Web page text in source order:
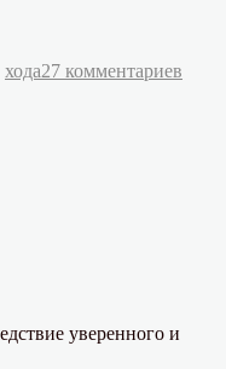
хода27 комментариев
уверенного и